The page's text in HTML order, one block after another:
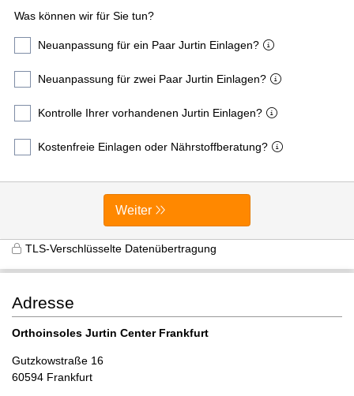
Was können wir für Sie tun?
Neuanpassung für ein Paar Jurtin Einlagen?
Neuanpassung für zwei Paar Jurtin Einlagen?
Kontrolle Ihrer vorhandenen Jurtin Einlagen?
Kostenfreie Einlagen oder Nährstoffberatung?
Weiter
TLS-Verschlüsselte Datenübertragung
Adresse
Orthoinsoles Jurtin Center Frankfurt
Gutzkowstraße 16
60594 Frankfurt